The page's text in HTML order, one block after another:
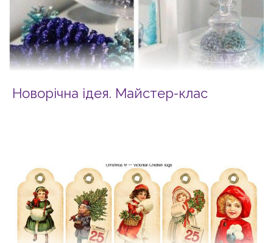
Новорічна ідея. Майстер-клас